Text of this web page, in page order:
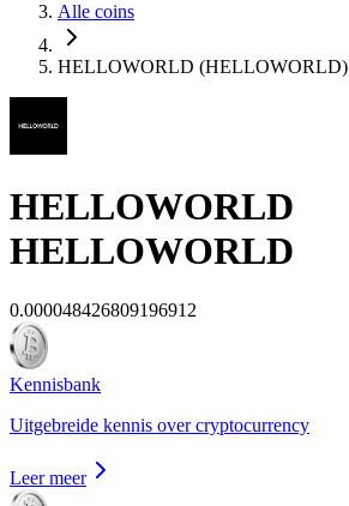
Alle coins
HELLOWORLD (HELLOWORLD)
HELLOWORLD
HELLOWORLD
0.000048426809196912
Kennisbank
Uitgebreide kennis over cryptocurrency
Leer meer